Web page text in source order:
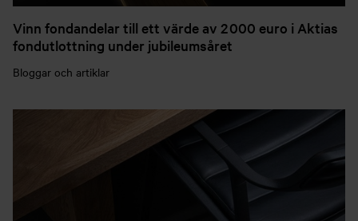
Vinn fondandelar till ett värde av 2 000 euro i Aktias
fondutlottning under jubileumsåret
Bloggar och artiklar